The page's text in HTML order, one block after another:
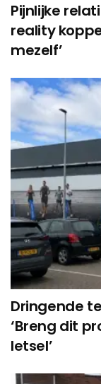
Pijnlijke
reality
mezelf’
Dringende
‘Breng dit
letsel’